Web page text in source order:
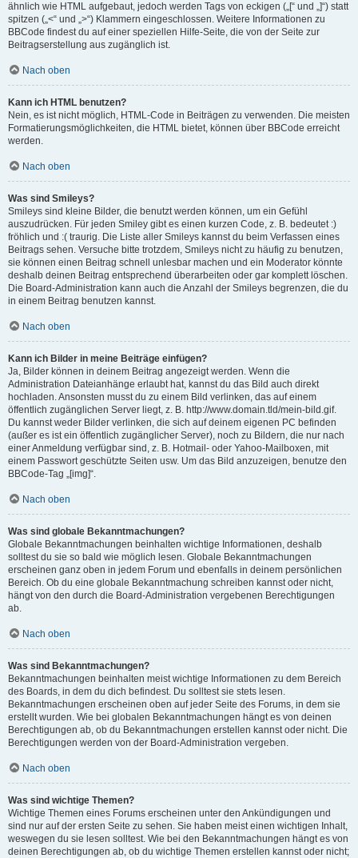
ähnlich wie HTML aufgebaut, jedoch werden Tags von eckigen („[“ und „]“) statt
spitzen („<“ und „>“) Klammern eingeschlossen. Weitere Informationen zu
BBCode findest du auf einer speziellen Hilfe-Seite, die von der Seite zur
Beitragserstellung aus zugänglich ist.
Nach oben
Kann ich HTML benutzen?
Nein, es ist nicht möglich, HTML-Code in Beiträgen zu verwenden. Die meisten
Formatierungsmöglichkeiten, die HTML bietet, können über BBCode erreicht
werden.
Nach oben
Was sind Smileys?
Smileys sind kleine Bilder, die benutzt werden können, um ein Gefühl
auszudrücken. Für jeden Smiley gibt es einen kurzen Code, z. B. bedeutet :)
fröhlich und :( traurig. Die Liste aller Smileys kannst du beim Verfassen eines
Beitrags sehen. Versuche bitte trotzdem, Smileys nicht zu häufig zu benutzen,
sie können einen Beitrag schnell unlesbar machen und ein Moderator könnte
deshalb deinen Beitrag entsprechend überarbeiten oder gar komplett löschen.
Die Board-Administration kann auch die Anzahl der Smileys begrenzen, die du
in einem Beitrag benutzen kannst.
Nach oben
Kann ich Bilder in meine Beiträge einfügen?
Ja, Bilder können in deinem Beitrag angezeigt werden. Wenn die
Administration Dateianhänge erlaubt hat, kannst du das Bild auch direkt
hochladen. Ansonsten musst du zu einem Bild verlinken, das auf einem
öffentlich zugänglichen Server liegt, z. B. http://www.domain.tld/mein-bild.gif.
Du kannst weder Bilder verlinken, die sich auf deinem eigenen PC befinden
(außer es ist ein öffentlich zugänglicher Server), noch zu Bildern, die nur nach
einer Anmeldung verfügbar sind, z. B. Hotmail- oder Yahoo-Mailboxen, mit
einem Passwort geschützte Seiten usw. Um das Bild anzuzeigen, benutze den
BBCode-Tag „[img]“.
Nach oben
Was sind globale Bekanntmachungen?
Globale Bekanntmachungen beinhalten wichtige Informationen, deshalb
solltest du sie so bald wie möglich lesen. Globale Bekanntmachungen
erscheinen ganz oben in jedem Forum und ebenfalls in deinem persönlichen
Bereich. Ob du eine globale Bekanntmachung schreiben kannst oder nicht,
hängt von den durch die Board-Administration vergebenen Berechtigungen
ab.
Nach oben
Was sind Bekanntmachungen?
Bekanntmachungen beinhalten meist wichtige Informationen zu dem Bereich
des Boards, in dem du dich befindest. Du solltest sie stets lesen.
Bekanntmachungen erscheinen oben auf jeder Seite des Forums, in dem sie
erstellt wurden. Wie bei globalen Bekanntmachungen hängt es von deinen
Berechtigungen ab, ob du Bekanntmachungen erstellen kannst oder nicht. Die
Berechtigungen werden von der Board-Administration vergeben.
Nach oben
Was sind wichtige Themen?
Wichtige Themen eines Forums erscheinen unter den Ankündigungen und
sind nur auf der ersten Seite zu sehen. Sie haben meist einen wichtigen Inhalt,
weswegen du sie lesen solltest. Wie bei den Bekanntmachungen hängt es von
deinen Berechtigungen ab, ob du wichtige Themen erstellen kannst oder nicht;